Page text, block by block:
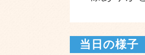
当日の様子